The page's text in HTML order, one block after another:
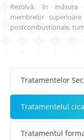
Rezolvă, în măsura
membrelor
postcombustionale,
Tratamentelor
Tratamentelul
Tratamentul